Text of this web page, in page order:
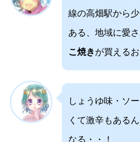
線の高畑駅から
ある、地域に愛
こ焼き が買えるお
しょうゆ味・ソ
くて激辛もある
なる・・！